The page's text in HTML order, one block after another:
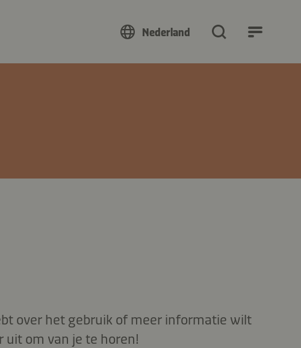
Nederland
over het gebruik of meer informatie wilt
uit om van je te horen!